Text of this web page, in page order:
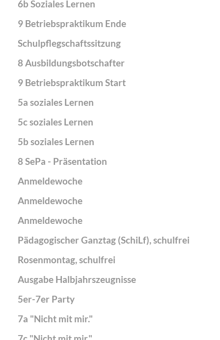
6b Soziales Lernen
9 Betriebspraktikum Ende
Schulpflegschaftssitzung
8 Ausbildungsbotschafter
9 Betriebspraktikum Start
5a soziales Lernen
5c soziales Lernen
5b soziales Lernen
8 SePa - Präsentation
Anmeldewoche
Anmeldewoche
Anmeldewoche
Pädagogischer Ganztag (SchiLf), schulfrei
Rosenmontag, schulfrei
Ausgabe Halbjahrszeugnisse
5er-7er Party
7a "Nicht mit mir."